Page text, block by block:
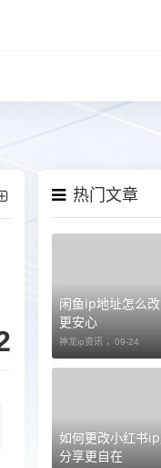
热门文章
闲鱼ip地址怎么
更安心
神龙ip资讯 ， 09-24
如何更改小红书ip
分享更自在